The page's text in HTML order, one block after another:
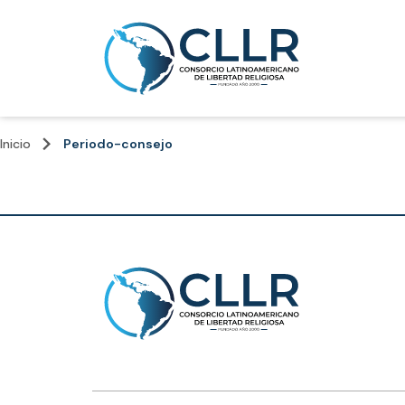
Inicio keyboard_arrow_right Periodo-consejo